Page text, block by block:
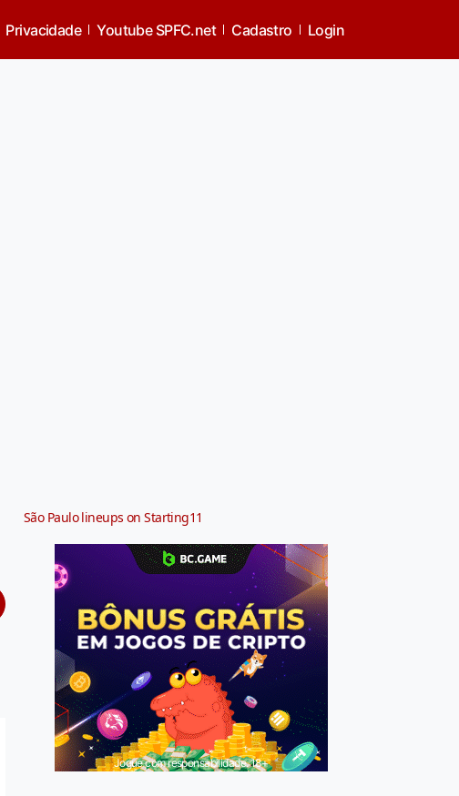
Privacidade Youtube SPFC.net Cadastro Login
São Paulo lineups on Starting11
Jogue com responsabilidade. 18+